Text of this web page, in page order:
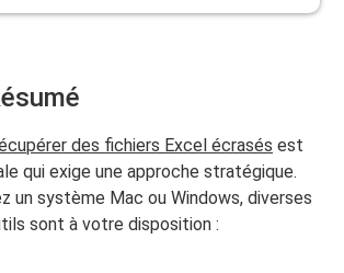
des fichiers Excel écrasés est
qui exige une approche stratégique.
un système Mac ou Windows, diverses
sont à votre disposition :